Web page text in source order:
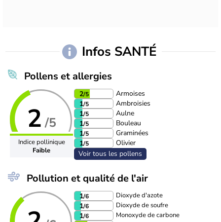
Infos SANTÉ
Pollens et allergies
2 /5
Indice pollinique
Faible
2/5
Armoises
1/5
Ambroisies
1/5
Aulne
1/5
Bouleau
1/5
Graminées
1/5
Olivier
Voir tous les pollens
Pollution et qualité de l'air
1/6 Dioxyde d'azote
1/6 Dioxyde de soufre
1/6 Monoxyde de carbone